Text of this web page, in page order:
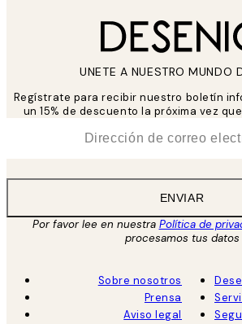
UNETE A NUESTRO MUNDO
Regístrate para recibir nuestro boletín
un 15% de descuento la próxima vez
ENVIAR
Por favor lee en nuestra Política de
procesamos tus datos
Sobre nosotros
Prensa
Aviso legal